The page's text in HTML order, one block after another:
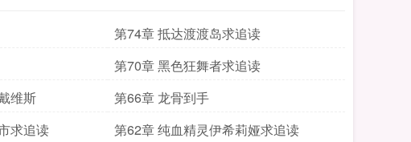
第74章 抵达渡渡岛求追读
第70章 黑色狂舞者求追读
维斯
第66章 龙骨到手
求追读 第62章 纯血精灵伊希莉娅求追读